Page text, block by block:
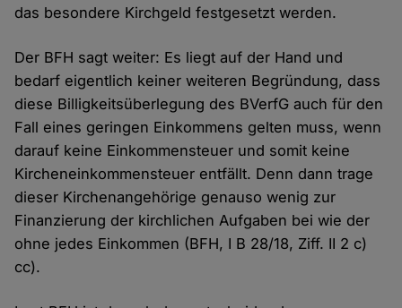
das besondere Kirchgeld festgesetzt werden.
Der BFH sagt weiter: Es liegt auf der Hand und
bedarf eigentlich keiner weiteren Begründung, dass
diese Billigkeitsüberlegung des BVerfG auch für den
Fall eines geringen Einkommens gelten muss, wenn
darauf keine Einkommensteuer und somit keine
Kircheneinkommensteuer entfällt. Denn dann trage
dieser Kirchenangehörige genauso wenig zur
Finanzierung der kirchlichen Aufgaben bei wie der
ohne jedes Einkommen (BFH, I B 28/18, Ziff. II 2 c)
cc).